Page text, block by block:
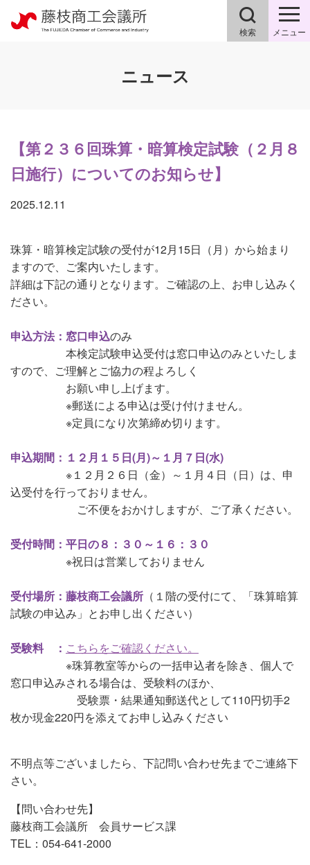
検索 メニュー
ニュース
【第２３６回珠算・暗算検定試験（２月８
日施行）についてのお知らせ】
2025.12.11
珠算・暗算検定試験の受付が12月15日（月）から始まり
ますので、ご案内いたします。
詳細は下記の通りとなります。ご確認の上、お申し込みく
ださい。
申込方法：窓口申込のみ
本検定試験申込受付は窓口申込のみといたしま
すので、ご理解とご協力の程よろしく
お願い申し上げます。
※郵送による申込は受け付けません。
※定員になり次第締め切ります。
申込期間：１２月１５日(月)～１月７日(水)
※１２月２６日（金）～１月４日（日）は、申
込受付を行っておりません。
ご不便をおかけしますが、ご了承ください。
受付時間：平日の８：３０～１６：３０
※祝日は営業しておりません
受付場所：藤枝商工会議所 （１階の受付にて、「珠算暗算
試験の申込み」とお申し出ください）
受験料 ： こちらをご確認ください。
※珠算教室等からの一括申込者を除き、個人で
窓口申込みされる場合は、受験料のほか、
受験票・結果通知郵送代として110円切手2
枚か現金220円を添えてお申し込みください
不明点等ございましたら、下記問い合わせ先までご連絡下
さい。
【問い合わせ先】
藤枝商工会議所 会員サービス課
TEL：054-641-2000